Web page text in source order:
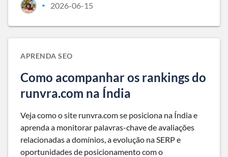
• 2026-06-15
APRENDA SEO
Como acompanhar os rankings do
runvra.com na Índia
Veja como o site runvra.com se posiciona na Índia e
aprenda a monitorar palavras-chave de avaliações
relacionadas a domínios, a evolução na SERP e
oportunidades de posicionamento com o